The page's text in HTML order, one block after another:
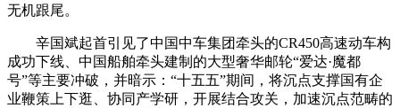
无机跟尾。
辛国斌起首引见了中国中车集团牵头的CR450高速动车构
成功下线、中国船舶牵头建制的大型奢华邮轮“爱达·魔都
号”等主要冲破，并暗示：“十五五”期间，将沉点支撑国有企
业鞭策上下逛、协同产学研，开展结合攻关，加速沉点范畴的